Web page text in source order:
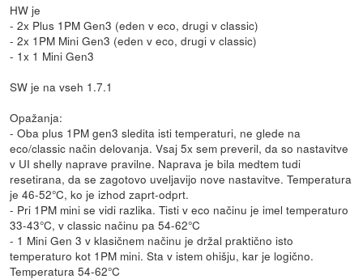
HW je
- 2x Plus 1PM Gen3 (eden v eco, drugi v classic)
- 2x 1PM Mini Gen3 (eden v eco, drugi v classic)
- 1x 1 Mini Gen3
SW je na vseh 1.7.1
Opažanja:
- Oba plus 1PM gen3 sledita isti temperaturi, ne glede na
eco/classic način delovanja. Vsaj 5x sem preveril, da so nastavitve
v UI shelly naprave pravilne. Naprava je bila medtem tudi
resetirana, da se zagotovo uveljavijo nove nastavitve. Temperatura
je 46-52°C, ko je izhod zaprt-odprt.
- Pri 1PM mini se vidi razlika. Tisti v eco načinu je imel temperaturo
33-43°C, v classic načinu pa 54-62°C
- 1 Mini Gen 3 v klasičnem načinu je držal praktično isto
temperaturo kot 1PM mini. Sta v istem ohišju, kar je logično.
Temperatura 54-62°C